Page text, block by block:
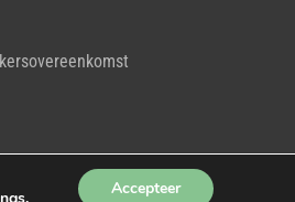
Accepteer